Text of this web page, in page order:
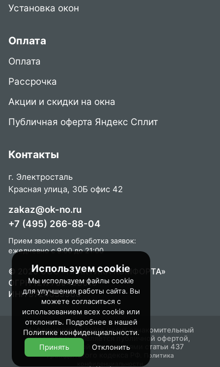
Используем cookie
Мы используем файлы cookie
для улучшения работы сайта. Вы
можете согласиться с
использованием всех cookie или
отклонить. Подробнее в нашей
Политике конфиденциальности.
Принять
Отклонить
Установка окон
Оплата
Оплата
Рассрочка
Акции и скидки на окна
Публичная оферта Яндекс Сплит
Контакты
г. Электросталь
Красная улица, 30Б офис 42
zakaz@ok-no.ru
+7 (495) 266-88-04
Прием звонков и обработка заявок:
ежедневно с 9:00 до 21:00
© 2026 ООО «ПРАКТИКА КОМФОРТА»
ОГРН 1217700488015
ИНН 9724059968
Информация на сайте носит ознакомительный
характер и не является публичной офертой,
определяемой положениями статьи 437
Гражданского кодекса РФ.
Политика